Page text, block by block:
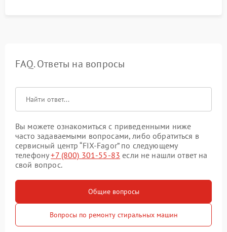
FAQ. Ответы на вопросы
Вы можете ознакомиться с приведенными ниже
часто задаваемыми вопросами, либо обратиться в
сервисный центр “FIX-Fagor” по следующему
телефону+7 (800) 301-55-83 если не нашли ответ на
свой вопрос.
Общие вопросы
Вопросы по ремонту стиральных машин